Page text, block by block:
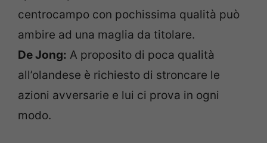
centrocampo con pochissima qualità può
ambire ad una maglia da titolare.
De Jong: A proposito di poca qualità
all’olandese è richiesto di stroncare le
azioni avversarie e lui ci prova in ogni
modo.